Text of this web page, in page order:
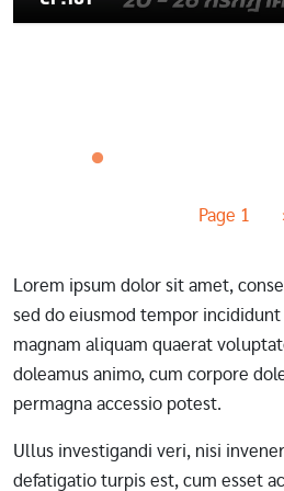
Page 1
Lorem ipsum dolor sit amet,
sed do eiusmod tempor
magnam aliquam quaerat
doleamus animo, cum corpore
permagna accessio potest.
Ullus investigandi veri, nisi
defatigatio turpis est, cum esset